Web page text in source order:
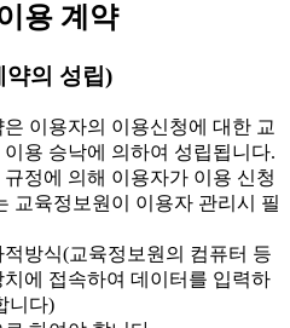
용 계약
약의 성립)
이용자의 이용신청에 대한 교
용 승낙에 의하여 성립됩니다.
정에 의해 이용자가 이용 신청
교육정보원이 이용자 관리시 필
방식(교육정보원의 컴퓨터 등
치에 접속하여 데이터를 입력하
니다)